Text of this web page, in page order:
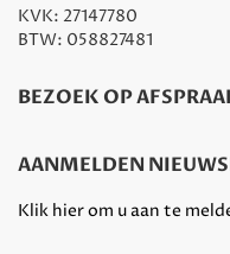
KVK: 27147780
BTW: 058827481
BEZOEK OP
AANMELDEN
Klik hier om u aan te